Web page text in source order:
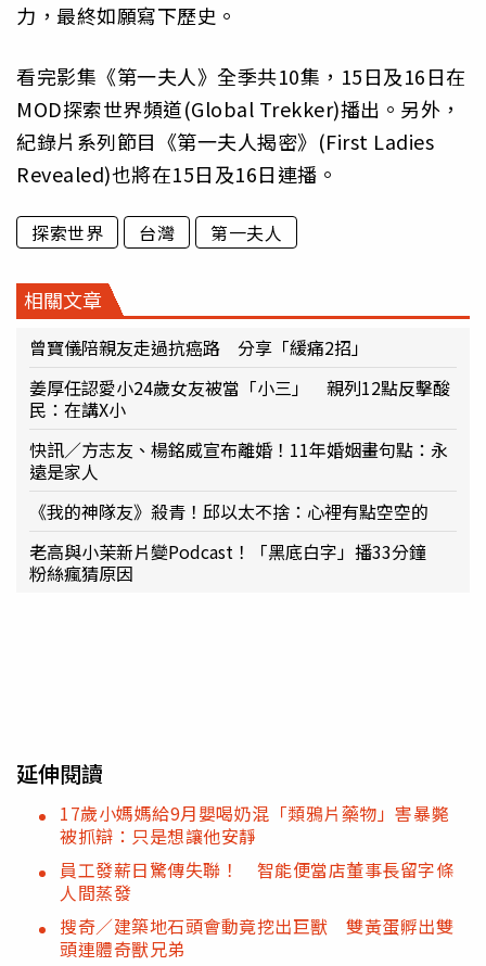
力，最終如願寫下歷史。
看完影集《第一夫人》全季共10集，15日及16日在
MOD探索世界頻道(Global Trekker)播出。另外，
紀錄片系列節目《第一夫人揭密》(First Ladies
Revealed)也將在15日及16日連播。
探索世界 台灣 第一夫人
相關文章
曾寶儀陪親友走過抗癌路 分享「緩痛2招」
姜厚任認愛小24歲女友被當「小三」 親列12點反擊酸
民：在講X小
快訊／方志友、楊銘威宣布離婚！11年婚姻畫句點：永
遠是家人
《我的神隊友》殺青！邱以太不捨：心裡有點空空的
老高與小茉新片變Podcast！「黑底白字」播33分鐘
粉絲瘋猜原因
延伸閱讀
17歲小媽媽給9月嬰喝奶混「類鴉片藥物」害暴斃
被抓辯：只是想讓他安靜
員工發薪日驚傳失聯！ 智能便當店董事長留字條
人間蒸發
搜奇／建築地石頭會動竟挖出巨獸 雙黃蛋孵出雙
頭連體奇獸兄弟